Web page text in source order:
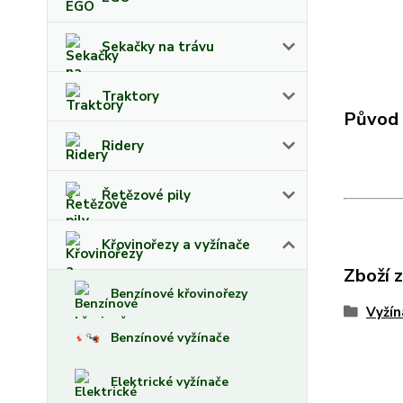
Sekačky na trávu
Traktory
Ridery
Řetězové pily
Křovinořezy a vyžínače
Benzínové křovinořezy
Benzínové vyžínače
Elektrické vyžínače
Zboží